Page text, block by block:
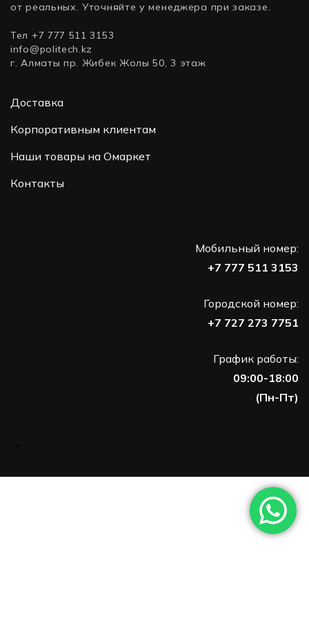
от реальных. Уточняйте у менеджера при заказе.
Тел +7 777 511 3153
info@politech.kz
г. Алматы пр. Жибек Жолы 50, 3 этаж
Доставка
Корпоративным клиентам
Наши товары на Омаркет
Контакты
Мобильный номер:
+7 777 511 3153
Городской номер:
+7 727 273 7751
График работы:
09:00-18:00
(Пн-Пт)